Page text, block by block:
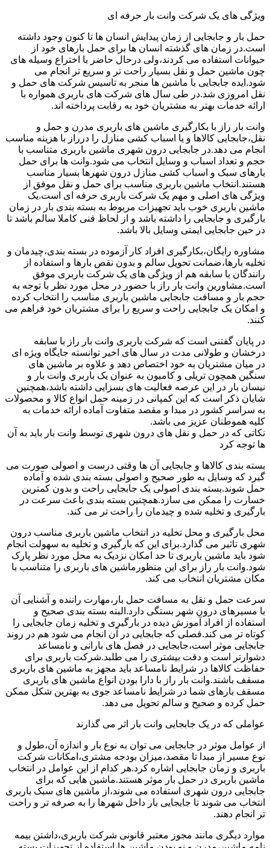
ویژگی های یک شرکت وانت بار حرفه ای
حمل بار و جابجایی از زمان پیدایش انسان ها تا کنون وجود داشته
است.در زمان های گذشته انسان ها برای حمل بارهای خود از
حیوانات استفاده می کردند،ولی درحال حاضر با اختراع وسیله های
چون ماشین حمل و نقل بسیار راحت تر و سریع تر انجام می
شود.ایده جابجایی با ماشین ها منجر به تاسیس شرکت های حمل و
نقل امروزی شد.در طی سال های شرکت های باربری همواره با
ارائه خدمات بهتر به مشتریان خود به رقابت پرداخته اند.
وانت بار راز با بکارگیری ماشین های باربری مدرن و حمل و
نقل،جابجایی کالاها و یا اسباب کشی منازل را درراز با هزینه مناسب
انجام می دهد.در جابجایی درون شهری ماشین باربری متناسب با
حجم و تعداد اسباب و وسایل انتخاب می شود.وانت ها برای حمل
بارهای سبک و اسباب کشی منازل درون شهرها بسیار مناسب
هستند.انتخاب ماشین باربری مناسب برای حمل و نقل موفق از
ویژگی های اصلی و مهم یک شرکت باربری حرفه ای است.یک
ماشین باربری خوب باید تجهیزات مربوط به بسته بندی بار در زمان
بارگیری و جابجایی را داشته باشد و از لحاظ فنی کاملا سالم باشد تا
در حین جابجایی ایمنی وسایل بالا باشد.
مشاوره رایگان،بکارگیری افراد کار آزموده در بسته بندی،چیدمان و
تخلیه بارها،ضمانت تحویل سالم و بدون نقص بارها و استفاده از
رانندگان با سابقه هم از ویژگی های یک شرکت باربری موفق
است.مشاورین وانت بار راز با حضور در محل مورد نظر با توجه به
حجم بار و مسافت جابجایی ماشین باربری مناسب را انتخاب کرده
و امکان یک جابجایی راحت و سریع را برای مشتریان خود فراهم می
کنند.
در پایان گفتنی است که شرکت باربری وانت بار راز با سابقه
درخشان و طولانی مدت در سال های اخیر توانسته جایگاه ویژه ای
در میان مشتریان به خود اختصاص دهد و علاوه بر ماشین های
سنگین همچون تریلی و کامیون به عنوان یک باربری وانت بار و
نیسان بار در این عرصه فعالیت های بسزایی داشته باشد،همچنین
شایان ذکر است که این کمپانی در زمینه حمل انواع کالا و محصولات
به سراسر کشور در مبدا و مقصد متفاوت آماده ارائه خدمات به
کلیه هموطنان عزیز می باشد.
نکاتی که در حمل و نقل های درون شهری توسط وانت بار باید به آن
ها توجه کرد
بسته بندی کالاها و جابجایی آن ها وقتی درست و اصولی صورت می
گیرد که وسایل به طور صحیح و اصولی بسته بندی شده و آماده
حمل شوند.بسته بندی اصولی یک جابجایی راحت و بدون کمترین
خسارت را ممکن می سازد.همچنین بسته بندی باعث سرعت در
بارگیری و تخلیه شده و چیدمان را راحت تر می کند.
محل بارگیری و محل تخلیه در انتخاب ماشین باربری مناسب درون
شهری تاثیر می گذارد.برای این که بارگیری و تخلیه به سهولت انجام
شود باید ماشین باربری تا حد امکان نزدیک به محل مورد نظر پارک
شود.وانت بار راز برای این منظورماشین های باربری را متناسب با
مکان مشتریان انتخاب می کند.
سرعت حمل و نقل به مسافت حمل بار،مهارت راننده و آشنایی آن
با مسیرهای درون شهر بستگی دارد.البته بسته بندی صحیح و
استفاده از افراد آموزش دیده در بارگیری و تخلیه زمان جابجایی را
کوتاه تر می کند.فصلی که جابجایی در آن انجام می شود هم در روند
جابجایی موثر است،جابجایی در فصل های بارانی و نامساعد
دشوارتر است و دقت بیشتری را می طلبد.شرکت باربری برای
حفاظت کالاها در شرایط نامساعد باید مجهز به ماشین های باربری
مسقف باشند.وانت بار راز با دارا بودن انواع ماشین های باربری
مسقف بارهای شما در شرایط نامساعد جوی به بهترین شکل ممکن
حمل کرده و صحیح و سالم تحویل می دهد.
عواملی که در یک جابجایی وانت بار اثر می گذارند
از عوامل موثر در جابجایی می توان به نوع بار و اندازه آن،طول و
نوع مسیر از مبدا تا مقصد،میزان بودجه مشتری،امکانات شرکت
باربری و زمان جابجایی اشاره کرد.هر کدام از این عوامل در انتخاب
ماشین باربری در حمل بار موثر هستند.ماشین هایی که برای
جابجایی درون شهری استفاده می شوند،از ماشین های سبک باربری
انتخاب می شوند تا جابجایی بار داخل شهرها را به صرفه تر و راحت
تر انجام دهند.
موارد دیگری مانند مجوز معتبر قانونی شرکت باربری،داشتن بیمه